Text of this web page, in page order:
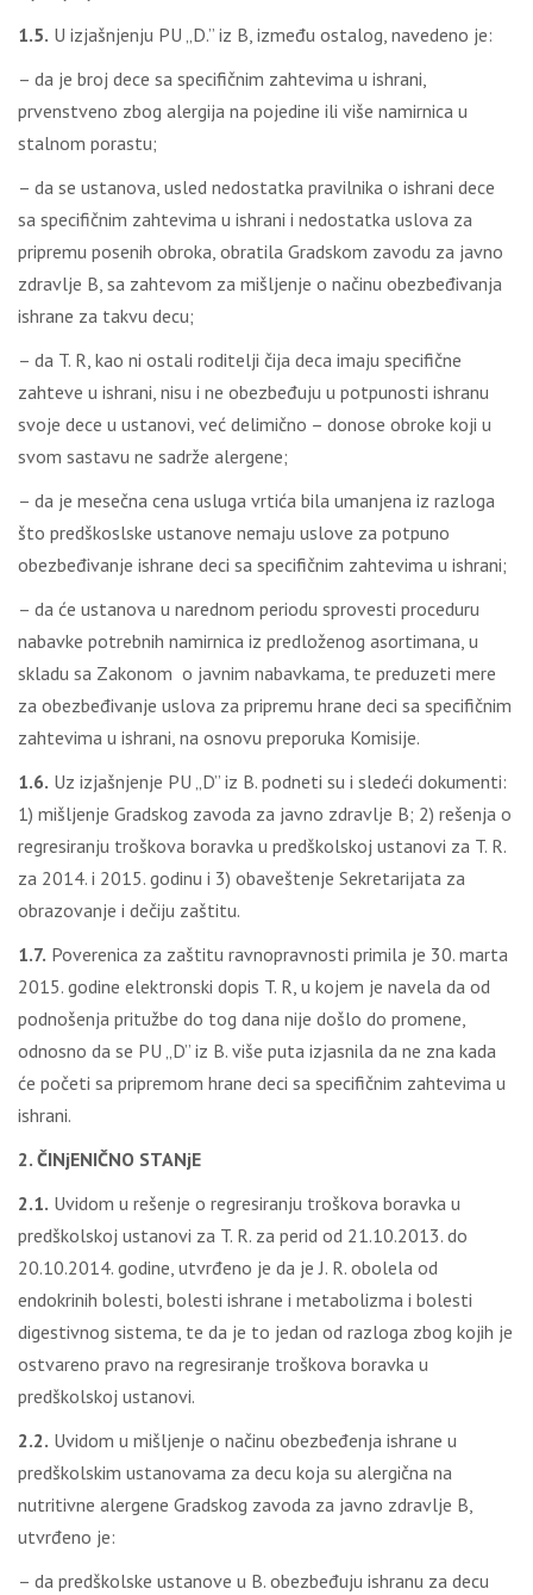
1.5. U izjašnjenju PU „D.” iz B, između ostalog, navedeno je:
– da je broj dece sa specifičnim zahtevima u ishrani,
prvenstveno zbog alergija na pojedine ili više namirnica u
stalnom porastu;
– da se ustanova, usled nedostatka pravilnika o ishrani dece
sa specifičnim zahtevima u ishrani i nedostatka uslova za
pripremu posenih obroka, obratila Gradskom zavodu za javno
zdravlje B, sa zahtevom za mišljenje o načinu obezbeđivanja
ishrane za takvu decu;
– da T. R, kao ni ostali roditelji čija deca imaju specifične
zahteve u ishrani, nisu i ne obezbeđuju u potpunosti ishranu
svoje dece u ustanovi, već delimično – donose obroke koji u
svom sastavu ne sadrže alergene;
– da je mesečna cena usluga vrtića bila umanjena iz razloga
što predškoslske ustanove nemaju uslove za potpuno
obezbeđivanje ishrane deci sa specifičnim zahtevima u ishrani;
– da će ustanova u narednom periodu sprovesti proceduru
nabavke potrebnih namirnica iz predloženog asortimana, u
skladu sa Zakonom o javnim nabavkama, te preduzeti mere
za obezbeđivanje uslova za pripremu hrane deci sa specifičnim
zahtevima u ishrani, na osnovu preporuka Komisije.
1.6. Uz izjašnjenje PU „D” iz B. podneti su i sledeći dokumenti:
1) mišljenje Gradskog zavoda za javno zdravlje B; 2) rešenja o
regresiranju troškova boravka u predškolskoj ustanovi za T. R.
za 2014. i 2015. godinu i 3) obaveštenje Sekretarijata za
obrazovanje i dečiju zaštitu.
1.7. Poverenica za zaštitu ravnopravnosti primila je 30. marta
2015. godine elektronski dopis T. R, u kojem je navela da od
podnošenja pritužbe do tog dana nije došlo do promene,
odnosno da se PU „D” iz B. više puta izjasnila da ne zna kada
će početi sa pripremom hrane deci sa specifičnim zahtevima u
ishrani.
2. ČINjENIČNO STANjE
2.1. Uvidom u rešenje o regresiranju troškova boravka u
predškolskoj ustanovi za T. R. za perid od 21.10.2013. do
20.10.2014. godine, utvrđeno je da je J. R. obolela od
endokrinih bolesti, bolesti ishrane i metabolizma i bolesti
digestivnog sistema, te da je to jedan od razloga zbog kojih je
ostvareno pravo na regresiranje troškova boravka u
predškolskoj ustanovi.
2.2. Uvidom u mišljenje o načinu obezbeđenja ishrane u
predškolskim ustanovama za decu koja su alergična na
nutritivne alergene Gradskog zavoda za javno zdravlje B,
utvrđeno je:
– da predškolske ustanove u B. obezbeđuju ishranu za decu